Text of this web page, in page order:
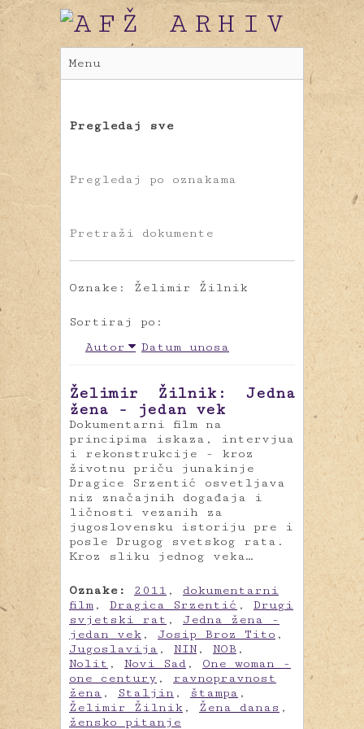
Menu
Pregledaj sve
Pregledaj po oznakama
Pretraži dokumente
Oznake: Želimir Žilnik
Sortiraj po:
Autor
Datum unosa
Želimir Žilnik: Jedna
žena - jedan vek
Dokumentarni film na
principima iskaza, intervjua
i rekonstrukcije - kroz
životnu priču junakinje
Dragice Srzentić osvetljava
niz značajnih događaja i
ličnosti vezanih za
jugoslovensku istoriju pre i
posle Drugog svetskog rata.
Kroz sliku jednog veka…
Oznake: 2011 , dokumentarni
film , Dragica Srzentić , Drugi
svjetski rat , Jedna žena -
jedan vek , Josip Broz Tito ,
Jugoslavija , NIN , NOB ,
Nolit , Novi Sad , One woman -
one century , ravnopravnost
žena , Staljin , štampa ,
Želimir Žilnik , Žena danas ,
žensko pitanje